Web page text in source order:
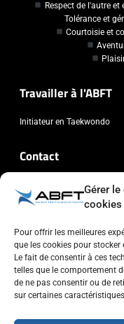
Gérer
cookies
Pour offrir les meilleures
que les cookies pour
Le fait de consentir à ces
telles que le comportement
de ne pas consentir ou de
sur certaines
Respect de l'autre et
Tolérance et
Courtoisie et
Travailler à l'ABFT
Initiateur en Taekwondo
Contact
Association Belge
Chaussée de Wavre,
+32 (0)2 347 34 77